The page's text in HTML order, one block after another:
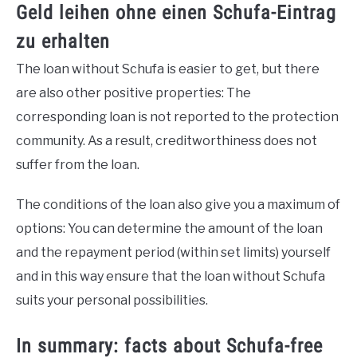
Geld leihen ohne einen Schufa-Eintrag
zu erhalten
The loan without Schufa is easier to get, but there
are also other positive properties: The
corresponding loan is not reported to the protection
community. As a result, creditworthiness does not
suffer from the loan.
The conditions of the loan also give you a maximum of
options: You can determine the amount of the loan
and the repayment period (within set limits) yourself
and in this way ensure that the loan without Schufa
suits your personal possibilities.
In summary: facts about Schufa-free